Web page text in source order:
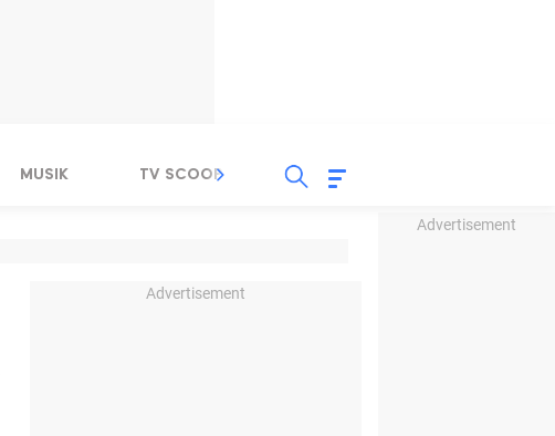
Advertisement
MUSIK TV SCOOP LIRIK
Advertisement